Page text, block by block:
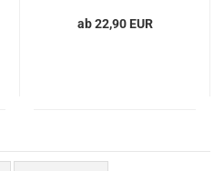
ab 22,90 EUR